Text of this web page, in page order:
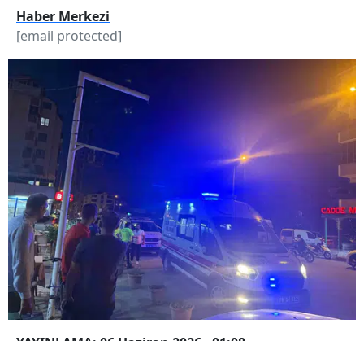
Haber Merkezi
[email protected]